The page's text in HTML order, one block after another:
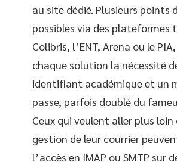
au site dédié. Plusieurs points
possibles via des plateformes
Colibris, l’ENT, Arena ou le
chaque solution la nécessité
identifiant académique et un
passe, parfois doublé du
Ceux qui veulent aller plus loin
gestion de leur courrier
l’accès en IMAP ou SMTP sur